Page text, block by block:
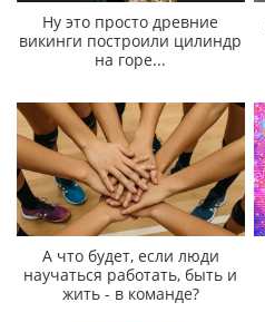
Ну это просто древние
викинги построили цилиндр
на горе...
А что будет, если люди
научаться работать, быть и
жить - в команде?